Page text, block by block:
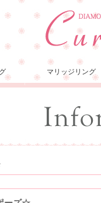
マリッジリング